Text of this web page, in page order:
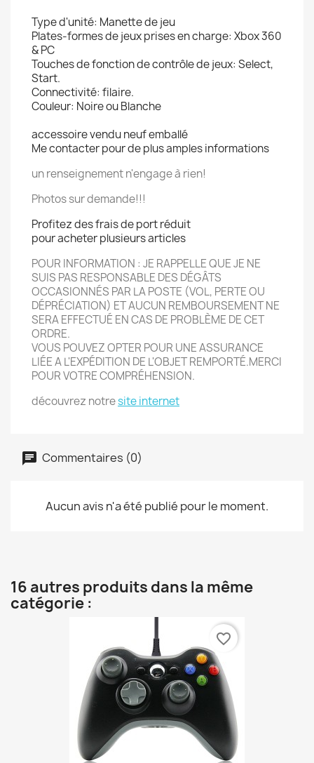
Type d'unité: Manette de jeu
Plates-formes de jeux prises en charge: Xbox 360
& PC
Touches de fonction de contrôle de jeux: Select,
Start.
Connectivité: filaire.
Couleur: Noire ou Blanche
accessoire vendu neuf emballé
Me contacter pour de plus amples informations
un renseignement n'engage à rien!
Photos sur demande!!!
Profitez des frais de port réduit
pour acheter plusieurs articles
POUR INFORMATION : JE RAPPELLE QUE JE NE
SUIS PAS RESPONSABLE DES DÉGÂTS
OCCASIONNÉS PAR LA POSTE (VOL, PERTE OU
DÉPRÉCIATION) ET AUCUN REMBOURSEMENT NE
SERA EFFECTUÉ EN CAS DE PROBLÈME DE CET
ORDRE.
VOUS POUVEZ OPTER POUR UNE ASSURANCE
LIÉE A L'EXPÉDITION DE L'OBJET REMPORTÉ.MERCI
POUR VOTRE COMPRÉHENSION.
découvrez notresite internet
Commentaires (0)
Aucun avis n'a été publié pour le moment.
16 autres produits dans la même
catégorie :
favorite_border